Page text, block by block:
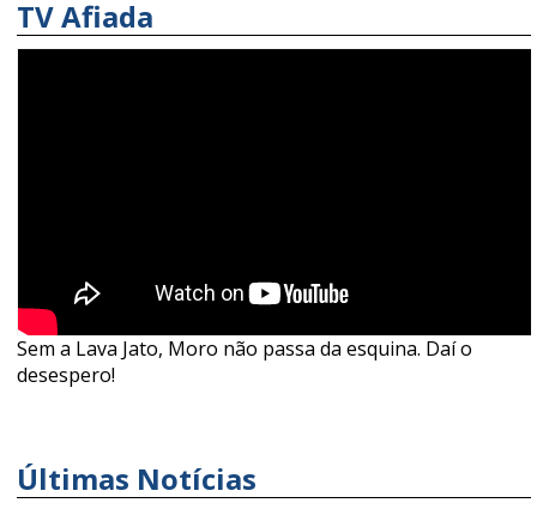
TV Afiada
Sem a Lava Jato, Moro não passa da esquina. Daí o
desespero!
Últimas Notícias